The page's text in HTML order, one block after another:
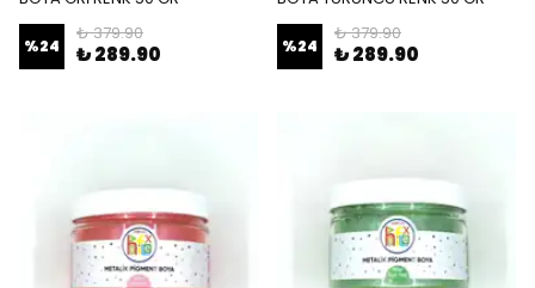
%24
₺ 379.90
₺ 289.90 %24
₺ 379.90
₺ 289.90